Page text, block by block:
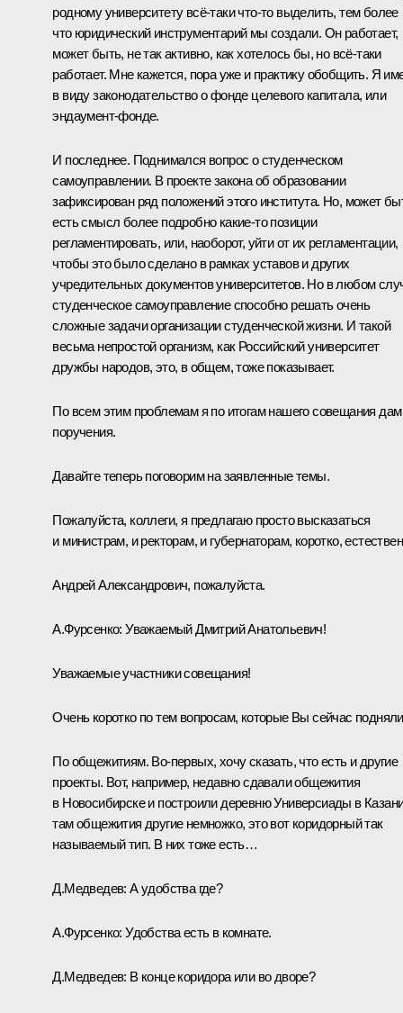
родному университету всё‑таки что‑то выделить, тем более
что юридический инструментарий мы создали. Он работает,
может быть, не так активно, как хотелось бы, но всё‑таки
работает. Мне кажется, пора уже и практику обобщить. Я
в виду законодательство о фонде целевого капитала, или
эндаумент-фонде.
И последнее. Поднимался вопрос о студенческом
самоуправлении. В проекте закона об образовании
зафиксирован ряд положений этого института. Но, может
есть смысл более подробно какие‑то позиции
регламентировать, или, наоборот, уйти от их регламентации,
чтобы это было сделано в рамках уставов и других
учредительных документов университетов. Но в любом
студенческое самоуправление способно решать очень
сложные задачи организации студенческой жизни. И такой
весьма непростой организм, как Российский университет
дружбы народов, это, в общем, тоже показывает.
По всем этим проблемам я по итогам нашего совещания дам
поручения.
Давайте теперь поговорим на заявленные темы.
Пожалуйста, коллеги, я предлагаю просто высказаться
и министрам, и ректорам, и губернаторам, коротко,
Андрей Александрович, пожалуйста.
А.Фурсенко:Уважаемый Дмитрий Анатольевич!
Уважаемые участники совещания!
Очень коротко по тем вопросам, которые Вы сейчас
По общежитиям. Во‑первых, хочу сказать, что есть и другие
проекты. Вот, например, недавно сдавали общежития
в Новосибирске и построили деревню Универсиады в
там общежития другие немножко, это вот коридорный так
называемый тип. В них тоже есть…
Д.Медведев:А удобства где?
А.Фурсенко:Удобства есть в комнате.
Д.Медведев: В конце коридора или во дворе?